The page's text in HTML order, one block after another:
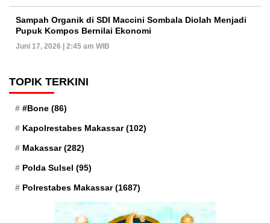
Sampah Organik di SDI Maccini Sombala Diolah Menjadi
Pupuk Kompos Bernilai Ekonomi
Juni 17, 2026 | 2:45 am WIB
TOPIK TERKINI
#Bone (86)
Kapolrestabes Makassar(102)
Makassar(282)
Polda Sulsel (95)
Polrestabes Makassar(1687)